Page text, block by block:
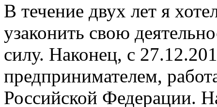
В течение двух лет я
узаконить свою
силу. Наконец, с
предпринимателем,
Российской Федерации.